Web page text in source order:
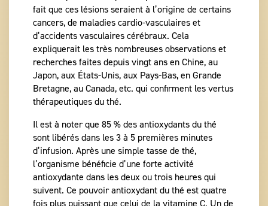
fait que ces lésions seraient à l’origine de certains
cancers, de maladies cardio-vasculaires et
d’accidents vasculaires cérébraux. Cela
expliquerait les très nombreuses observations et
recherches faites depuis vingt ans en Chine, au
Japon, aux États-Unis, aux Pays-Bas, en Grande
Bretagne, au Canada, etc. qui confirment les vertus
thérapeutiques du thé.
Il est à noter que 85 % des antioxydants du thé
sont libérés dans les 3 à 5 premières minutes
d’infusion. Après une simple tasse de thé,
l’organisme bénéficie d’une forte activité
antioxydante dans les deux ou trois heures qui
suivent. Ce pouvoir antioxydant du thé est quatre
fois plus puissant que celui de la vitamine C. Un de